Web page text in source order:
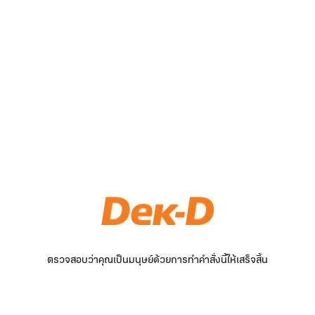
ตรวจสอบว่าคุณเป็นมนุษย์ด้วยการทำคำสั่งนี้ให้เสร็จสิ้น